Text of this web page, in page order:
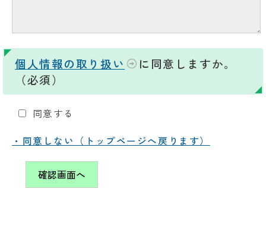
個人情報の取り扱い
に同意しますか。
（必須）
同意する
・同意しない（トップページへ戻ります）